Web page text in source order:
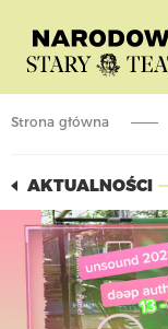
Strona główna
AKTUALNOŚCI